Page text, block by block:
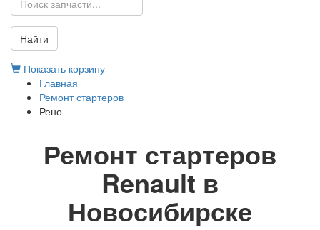
Найти
Показать корзину
Главная
Ремонт стартеров
Рено
Ремонт стартеров
Renault в
Новосибирске